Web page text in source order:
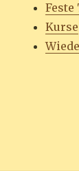
Kurse